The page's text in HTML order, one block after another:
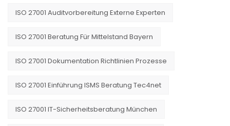
ISO 27001 Auditvorbereitung Externe Experten
ISO 27001 Beratung Für Mittelstand Bayern
ISO 27001 Dokumentation Richtlinien Prozesse
ISO 27001 Einführung ISMS Beratung Tec4net
ISO 27001 IT-Sicherheitsberatung München